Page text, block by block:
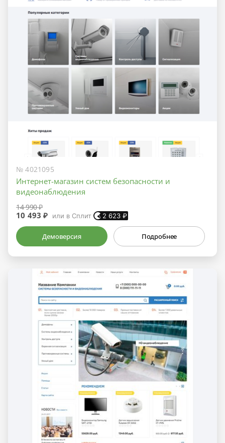
№ 4021095
Интернет-магазин систем безопасности и
видеонаблюдения
14 990 ₽
10 493 ₽ или в Сплит 2 623₽
Демоверсия Подробнее